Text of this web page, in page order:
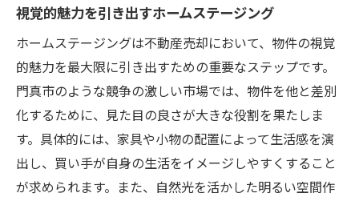
視覚的魅力を引き出すホームステージング
ホームステージングは不動産売却において、物件の視覚
的魅力を最大限に引き出すための重要なステップです。
門真市のような競争の激しい市場では、物件を他と差別
化するために、見た目の良さが大きな役割を果たしま
す。具体的には、家具や小物の配置によって生活感を演
出し、買い手が自身の生活をイメージしやすくすること
が求められます。また、自然光を活かした明るい空間作